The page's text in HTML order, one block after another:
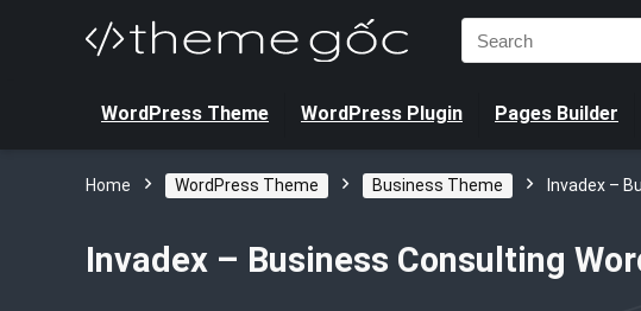
Search
for:
WordPress Theme WordPress Plugin Pages Builder
Home WordPress Theme Business Theme Invadex –
Invadex – Business Consulting